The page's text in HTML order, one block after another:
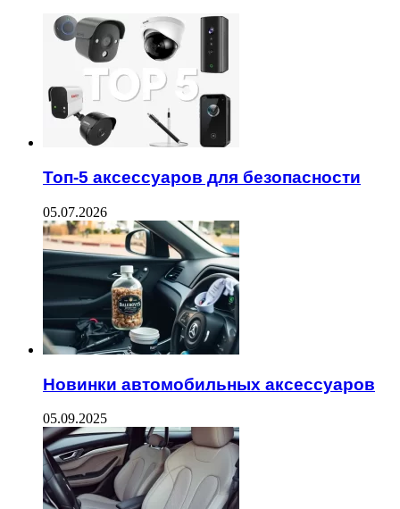
Топ-5 аксессуаров для безопасности
05.07.2026
Новинки автомобильных аксессуаров
05.09.2025